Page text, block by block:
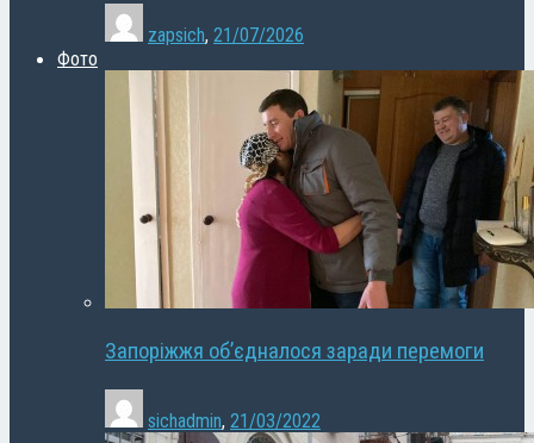
zapsich, 21/07/2026
Фото
Запоріжжя об’єдналося заради перемоги
sichadmin, 21/03/2022